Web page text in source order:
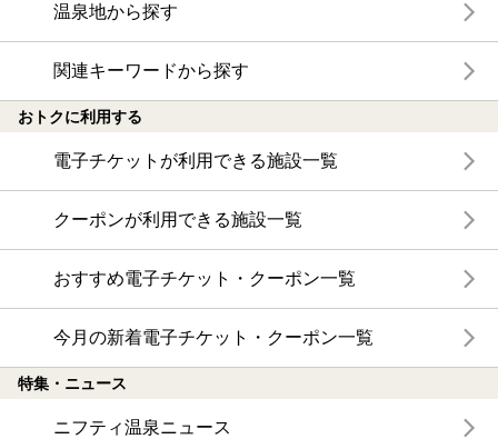
温泉地から探す
関連キーワードから探す
おトクに利用する
電子チケットが利用できる施設一覧
クーポンが利用できる施設一覧
おすすめ電子チケット・クーポン一覧
今月の新着電子チケット・クーポン一覧
特集・ニュース
ニフティ温泉ニュース